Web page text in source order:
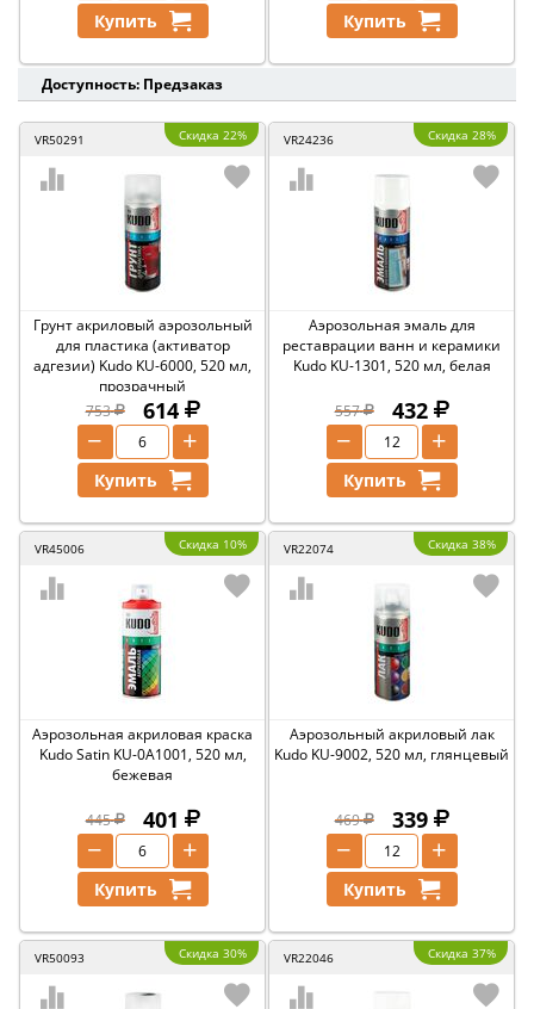
Купить Купить
Доступность: Предзаказ
VR50291 Скидка 22%
Грунт акриловый аэрозольный
для пластика (активатор
адгезии) Kudo KU-6000, 520 мл,
прозрачный
753
614
+
−
Купить
VR24236 Скидка 28%
Аэрозольная эмаль для
реставрации ванн и керамики
Kudo KU-1301, 520 мл, белая
557 432
+
−
Купить
VR45006 Скидка 10%
Аэрозольная акриловая краска
Kudo Satin KU-0A1001, 520 мл,
бежевая
445 401
+
−
Купить
VR22074 Скидка 38%
Аэрозольный акриловый лак
Kudo KU-9002, 520 мл, глянцевый
469 339
+
−
Купить
VR50093 Скидка 30% VR22046 Скидка 37%